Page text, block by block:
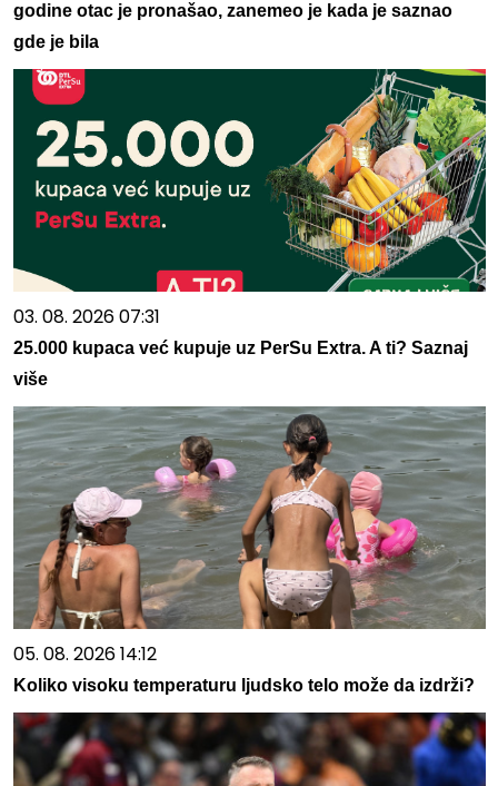
godine otac je pronašao, zanemeo je kada je saznao
gde je bila
03. 08. 2026 07:31
25.000 kupaca već kupuje uz PerSu Extra. A ti? Saznaj
više
05. 08. 2026 14:12
Koliko visoku temperaturu ljudsko telo može da izdrži?